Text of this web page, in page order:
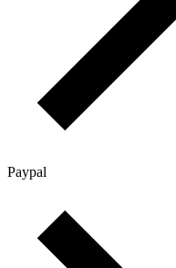
Paypal